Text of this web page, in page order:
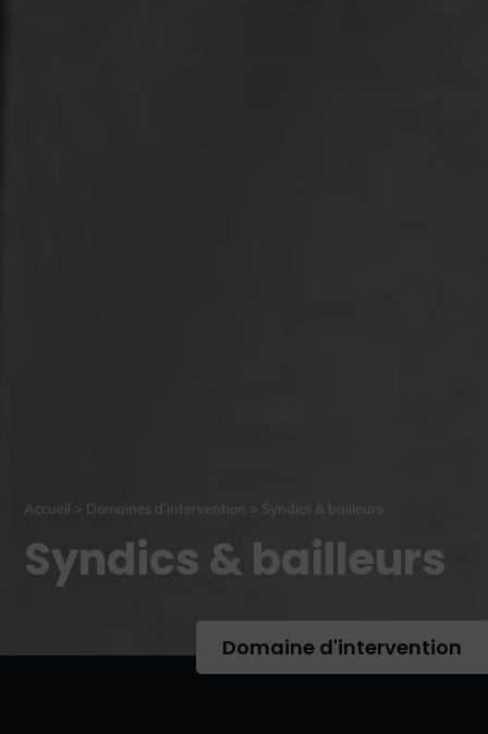
Accueil > Domaines d’intervention > Syndics & bailleurs
Syndics & bailleurs
Domaine d'intervention